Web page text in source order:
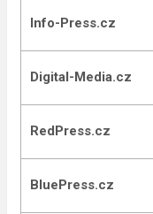
Info-Press.cz
Digital-Media.cz
RedPress.cz
BluePress.cz